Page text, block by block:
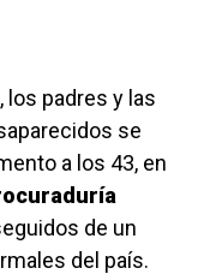
los padres y las
se
a los 43, en
de un
del país.